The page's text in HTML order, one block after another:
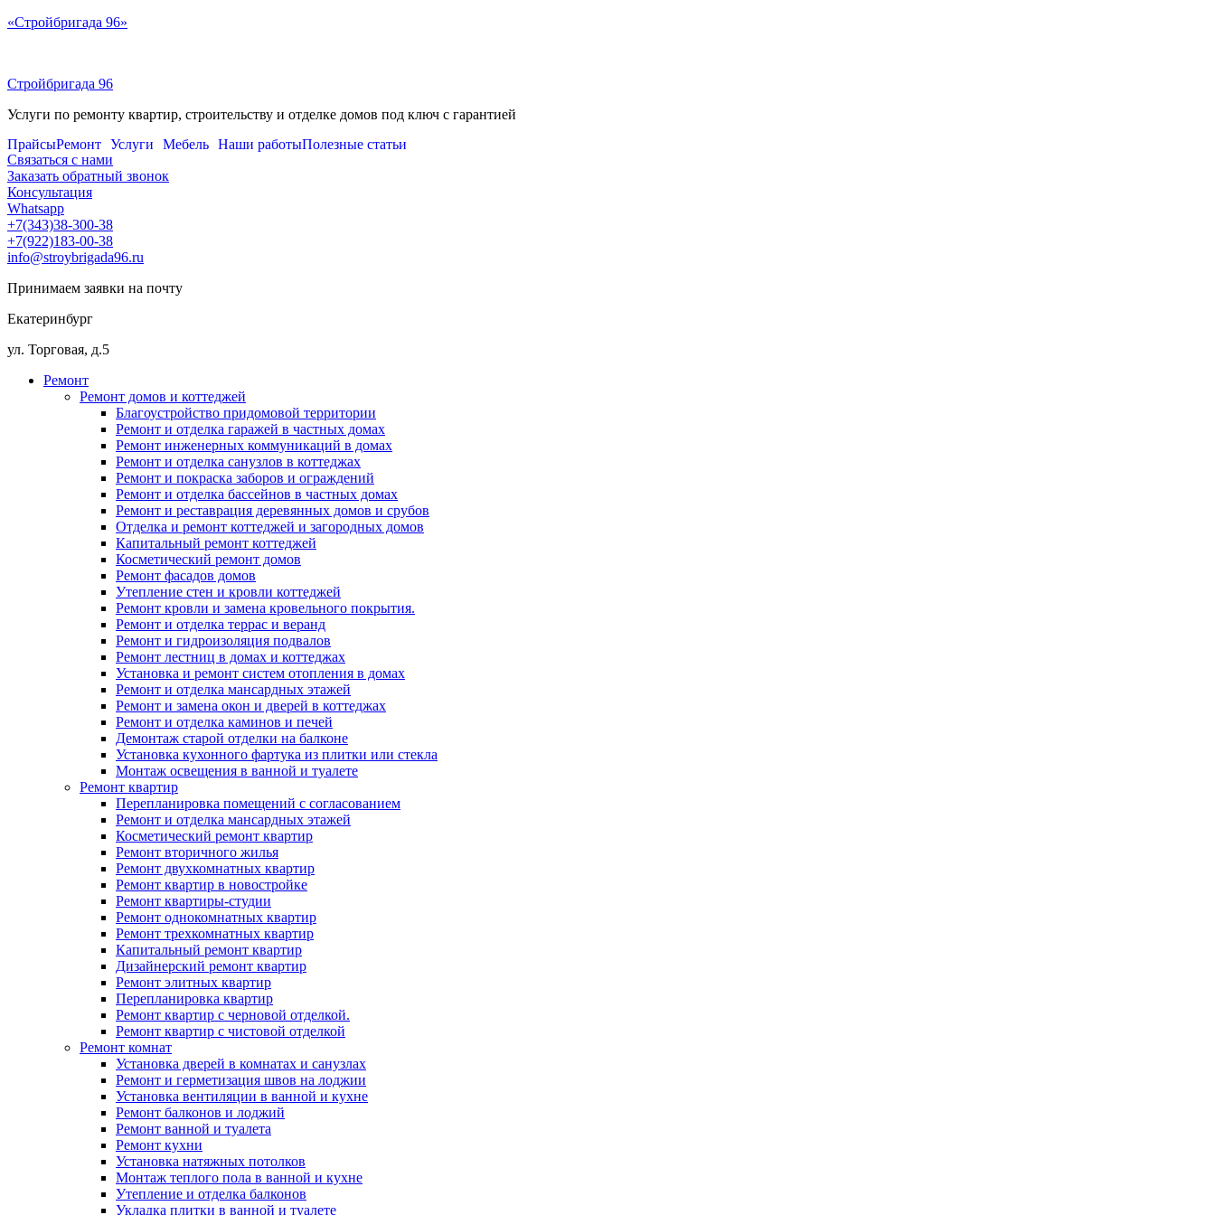
Перейти
«Стройбригада 96»
Стройбригада 96
Услуги по ремонту квартир, строительству и отделке домов под ключ с гарантией
ПрайсыРемонт Услуги Мебель Наши работыПолезные статьи
Связаться с нами
Заказать обратный звонок
Консультация
Whatsapp
+7(343)38-300-38
+7(922)183-00-38
info@stroybrigada96.ru
Принимаем заявки на почту
Екатеринбург
ул. Торговая, д.5
Ремонт
Ремонт домов и коттеджей
Благоустройство придомовой территории
Ремонт и отделка гаражей в частных домах
Ремонт инженерных коммуникаций в домах
Ремонт и отделка санузлов в коттеджах
Ремонт и покраска заборов и ограждений
Ремонт и отделка бассейнов в частных домах
Ремонт и реставрация деревянных домов и срубов
Отделка и ремонт коттеджей и загородных домов
Капитальный ремонт коттеджей
Косметический ремонт домов
Ремонт фасадов домов
Утепление стен и кровли коттеджей
Ремонт кровли и замена кровельного покрытия.
Ремонт и отделка террас и веранд
Ремонт и гидроизоляция подвалов
Ремонт лестниц в домах и коттеджах
Установка и ремонт систем отопления в домах
Ремонт и отделка мансардных этажей
Ремонт и замена окон и дверей в коттеджах
Ремонт и отделка каминов и печей
Демонтаж старой отделки на балконе
Установка кухонного фартука из плитки или стекла
Монтаж освещения в ванной и туалете
Ремонт квартир
Перепланировка помещений с согласованием
Ремонт и отделка мансардных этажей
Косметический ремонт квартир
Ремонт вторичного жилья
Ремонт двухкомнатных квартир
Ремонт квартир в новостройке
Ремонт квартиры-студии
Ремонт однокомнатных квартир
Ремонт трехкомнатных квартир
Капитальный ремонт квартир
Дизайнерский ремонт квартир
Ремонт элитных квартир
Перепланировка квартир
Ремонт квартир с черновой отделкой.
Ремонт квартир с чистовой отделкой
Ремонт комнат
Установка дверей в комнатах и санузлах
Ремонт и герметизация швов на лоджии
Установка вентиляции в ванной и кухне
Ремонт балконов и лоджий
Ремонт ванной и туалета
Ремонт кухни
Установка натяжных потолков
Монтаж теплого пола в ванной и кухне
Утепление и отделка балконов
Укладка плитки в ванной и туалете